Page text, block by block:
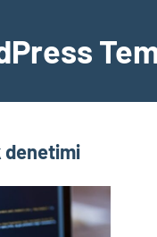
denetimi